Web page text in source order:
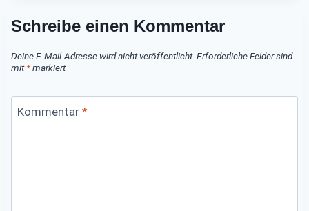
Schreibe einen Kommentar
Deine E-Mail-Adresse wird nicht veröffentlicht. Erforderliche Felder sind
mit*markiert
Kommentar *